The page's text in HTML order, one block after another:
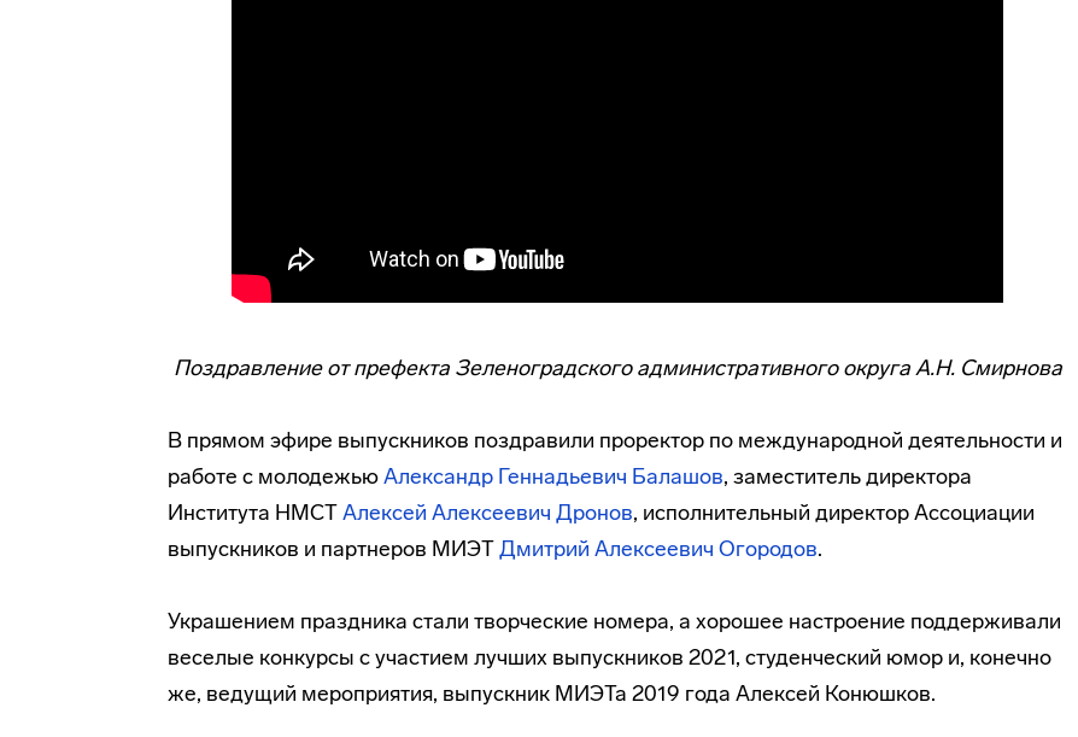
Поздравление от префекта Зеленоградского административного округа А.Н. Смирнова
В прямом эфире выпускников поздравили проректор по международной деятельности и
работе с молодежьюАлександр Геннадьевич Балашов, заместитель директора
Института НМСТАлексей Алексеевич Дронов, исполнительный директор Ассоциации
выпускников и партнеров МИЭТДмитрий Алексеевич Огородов.
Украшением праздника стали творческие номера, а хорошее настроение поддерживали
веселые конкурсы с участием лучших выпускников 2021, студенческий юмор и, конечно
же, ведущий мероприятия, выпускник МИЭТа 2019 года Алексей Конюшков.